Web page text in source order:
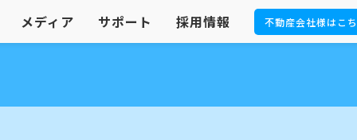
メディア サポート 採用情報 不動産会社様はこ